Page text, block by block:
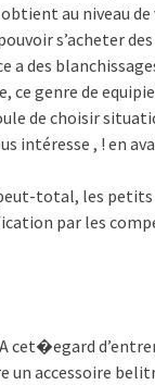
au niveau de
s’acheter des
a des
ce genre de
de choisir
intéresse , ! en
peut-total, les petits
par les
cet�egard
un accessoire